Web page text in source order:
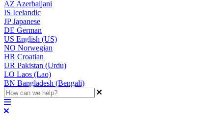
AZ Azerbaijani
IS Icelandic
JPJapanese
DE German
US English (US)
NO Norwegian
HR Croatian
UR Pakistan (Urdu)
LO Laos (Lao)
BN Bangladesh (Bengali)